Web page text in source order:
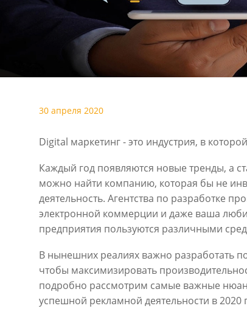
30 апреля 2020
Digital маркетинг - это индустрия, в
Каждый год появляются новые тренды, а
можно найти компанию, которая бы не
деятельность. Агентства по разработке
электронной коммерции и даже ваша
предприятия пользуются различными
В нынешних реалиях важно разработать
чтобы максимизировать
подробно рассмотрим самые важные
успешной рекламной деятельности в 2020